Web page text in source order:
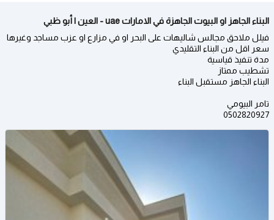
البناء الجاهز او البيوت الجاهزة في الامارات uae - العين | أبو ظبي
فيلل ملاحق مجالس شاليهات على البحر او في مزارع او عزب مساجد وغيرها
سعر اقل من البناء التقليدي
مدة تنفيذ قياسية
تشطيب ممتاز
البناء الجاهز مستقبل البناء
تامر البيومي
0502820927